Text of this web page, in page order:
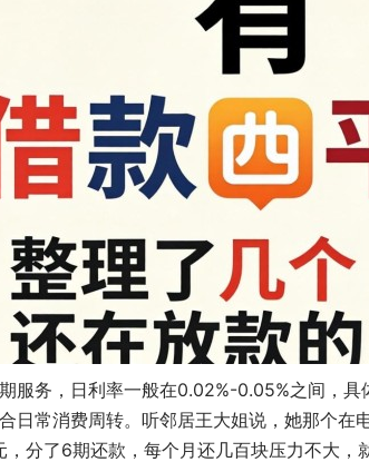
服务，日利率一般在0.02%-0.05%之间，
日常消费周转。听邻居王大姐说，她那个在
分了6期还款，每个月还几百块压力不大，